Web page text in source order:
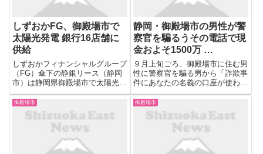
しずおかFG、御殿場市で
太陽光発電 銀行16店舗に
供給
しずおかフィナンシャルグループ
（FG）傘下の静銀リース（静岡
市）は静岡県御殿場市で太陽光発
電を始め、静岡銀行の16店舗に
供給した。二酸化炭素（CO2）排
出を年220トンほど減らすほか、
地域で再生可能エネルギーの循環
を実験する。今後は太陽光パ...
静岡・御殿場市の男性が警
察官を騙るうその電話で現
金およそ1500万 …
９月上旬ごろ、御殿場市に住む男
性に警察官を騙る男から「詐欺事
件にあなたの名義の口座が使われ
ていることが分かった」などと電
話があり、その後検察官を騙る男
から「事件について調べるため、
あなたが管理するお金を全て振り
込んで欲しい」などと電話があ
御殿場市 御殿場市